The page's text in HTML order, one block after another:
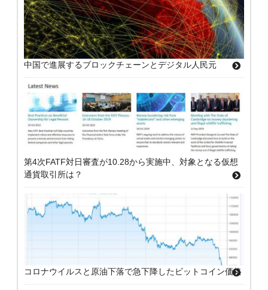
中国で進展するブロックチェーンとデジタル人民元
第4次FATF対日審査が10.28から実施中、対象となる仮想
通貨取引所は？
コロナウイルスと原油下落で急下降したビットコイン価格